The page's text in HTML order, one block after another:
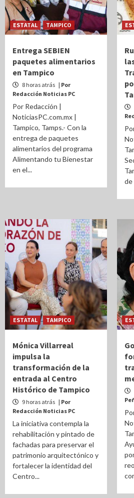
ESTATAL TAMPICO
Entrega SEBIEN
paquetes alimentarios
en Tampico
8 horas atrás | Por
Redacción Noticias PC
Por Redacción |
NoticiasPC.com.mx |
Tampico, Tamps.- Con la
entrega de paquetes
alimentarios del programa
Alimentando tu Bienestar
en el...
de
ESTATAL TAMPICO
Mónica Villarreal
impulsa la
transformación de la
entrada al Centro
Histórico de Tampico
9 horas atrás | Por
Redacción Noticias PC
La iniciativa contempla la
rehabilitación y pintado de
fachadas para preservar el
patrimonio arquitectónico y
fortalecer la identidad del
Centro...